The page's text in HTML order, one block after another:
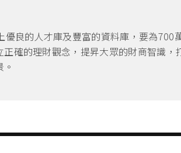
優良的人才庫及豐富的資料庫，要為700
正確的理財觀念，提昇大眾的財商智識，